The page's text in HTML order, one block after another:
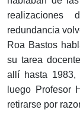
realizaciones
redundancia
Roa Bastos
su tarea
allí hasta 1983,
luego Profesor
retirarse por